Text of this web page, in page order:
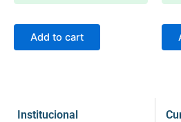
Add to cart
Institucional